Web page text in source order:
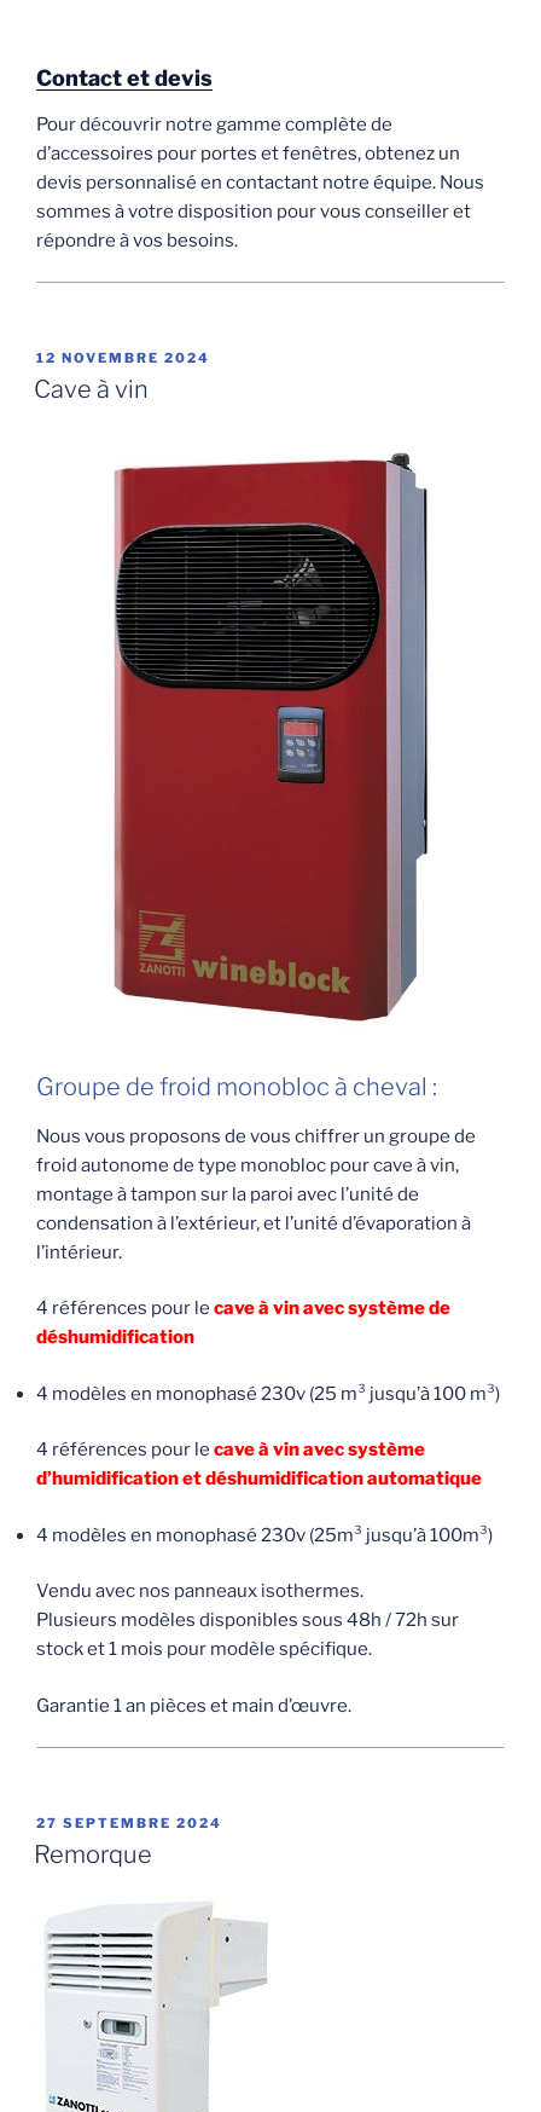
Contact et devis
Pour découvrir notre gamme complète de
d’accessoires pour portes et fenêtres, obtenez un
devis personnalisé en contactant notre équipe. Nous
sommes à votre disposition pour vous conseiller et
répondre à vos besoins.
PUBLIÉ
LE
12 NOVEMBRE 2024
Cave à vin
Groupe de froid monobloc à cheval :
Nous vous proposons de vous chiffrer un groupe de
froid autonome de type monobloc pour cave à vin,
montage à tampon sur la paroi avec l’unité de
condensation à l’extérieur, et l’unité d’évaporation à
l’intérieur.
4 références pour le cave à vin avec système de
déshumidification
4 modèles en monophasé 230v (25 m³ jusqu’à 100 m³)
4 références pour le cave à vin avec système
d’humidification et déshumidification automatique
4 modèles en monophasé 230v (25m³ jusqu’à 100m³)
Vendu avec nos panneaux isothermes.
Plusieurs modèles disponibles sous 48h / 72h sur
stock et 1 mois pour modèle spécifique.
Garantie 1 an pièces et main d’œuvre.
PUBLIÉ
LE
27 SEPTEMBRE 2024
Remorque